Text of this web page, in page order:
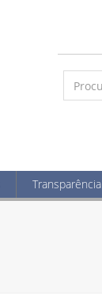
Transparência